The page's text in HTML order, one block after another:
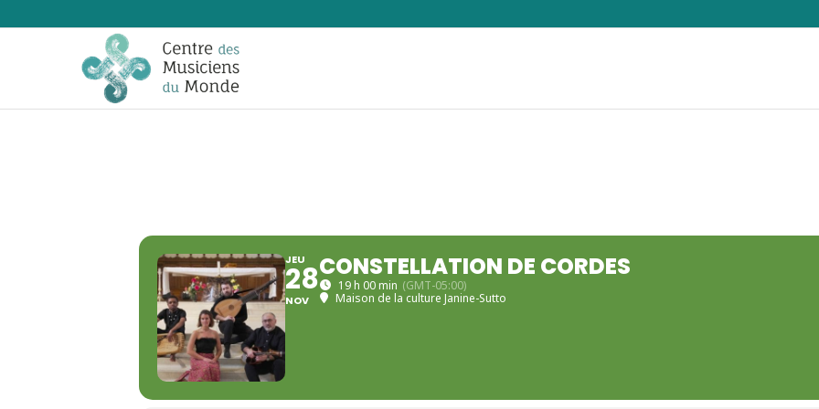
JEU
28
NOV
CONSTELLATION DE CORDES
19 h 00 min (GMT-05:00)
Maison de la culture Janine-Sutto